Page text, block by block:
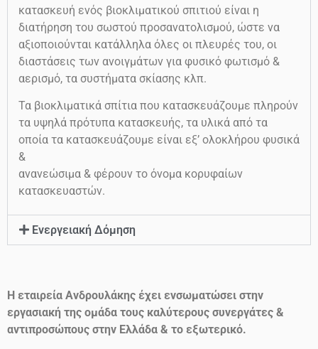
κατασκευή ενός βιοκλιματικού σπιτιού είναι η
διατήρηση του σωστού προσανατολισμού, ώστε να
αξιοποιούνται κατάλληλα όλες οι πλευρές του, οι
διαστάσεις των ανοιγμάτων για φυσικό φωτισμό &
αερισμό, τα συστήματα σκίασης κλπ.
Τα βιοκλιματικά σπίτια που κατασκευάζουμε πληρούν
τα υψηλά πρότυπα κατασκευής, τα υλικά από τα
οποία τα κατασκευάζουμε είναι εξ’ ολοκλήρου φυσικά
&
ανανεώσιμα & φέρουν το όνομα κορυφαίων
κατασκευαστών.
Ενεργειακή Δόμηση
Η εταιρεία Ανδρουλάκης έχει ενσωματώσει στην
εργασιακή της ομάδα τους καλύτερους συνεργάτες &
αντιπροσώπους στην Ελλάδα & το εξωτερικό.